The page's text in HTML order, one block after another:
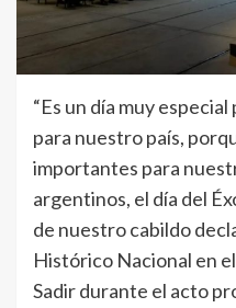
“Es un día muy
para nuestro país,
importantes para
argentinos, el día del
de nuestro cabildo
Histórico Nacional en
Sadir durante el acto